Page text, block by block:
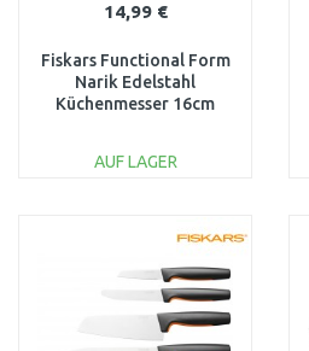
14,99 €
Fiskars Functional Form
Narik Edelstahl
Küchenmesser 16cm
AUF LAGER